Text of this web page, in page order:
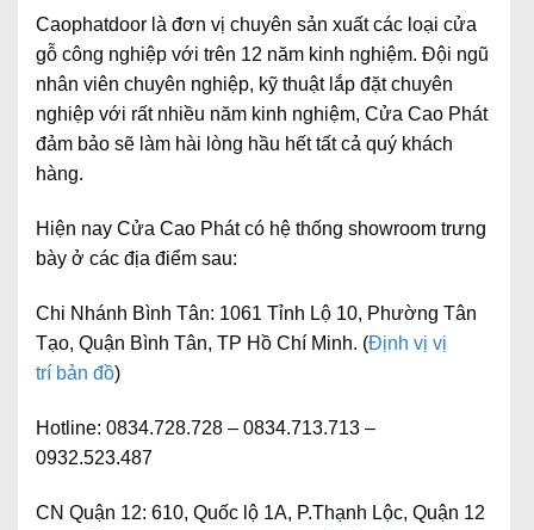
Caophatdoor là đơn vị chuyên sản xuất các loại cửa
gỗ công nghiệp với trên 12 năm kinh nghiệm. Đội ngũ
nhân viên chuyên nghiệp, kỹ thuật lắp đặt chuyên
nghiệp với rất nhiều năm kinh nghiệm, Cửa Cao Phát
đảm bảo sẽ làm hài lòng hầu hết tất cả quý khách
hàng.
Hiện nay Cửa Cao Phát có hệ thống showroom trưng
bày ở các địa điểm sau:
Chi Nhánh Bình Tân: 1061 Tỉnh Lộ 10, Phường Tân
Tạo, Quận Bình Tân, TP Hồ Chí Minh. (Định vị vị
trí bản đồ)
Hotline: 0834.728.728 – 0834.713.713 –
0932.523.487
CN Quận 12: 610, Quốc lộ 1A, P.Thạnh Lộc, Quận 12